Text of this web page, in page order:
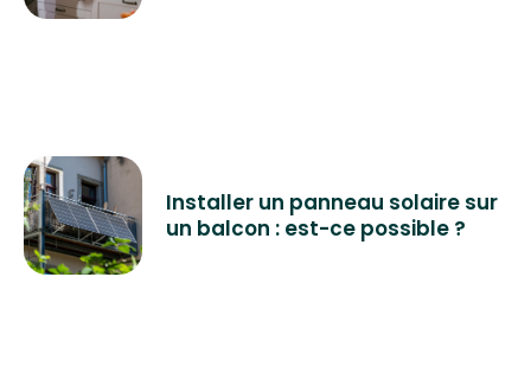
Installer un panneau solaire sur
un balcon : est-ce possible ?